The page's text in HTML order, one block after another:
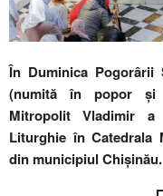
În Duminica
(numită în popor şi
Mitropolit Vladimir a
Liturghie în Catedrala
din municipiul Chișinău.